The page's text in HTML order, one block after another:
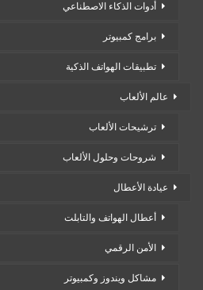
أدوات الذكاء الاصطناعي
برامج كمبيوتر
تطبيقات الهواتف الذكية
عالم الألعاب
ترشيحات الألعاب
شروحات وحلول الألعاب
عيادة الأعطال
أعطال الهواتف والتابلت
الأمن الرقمي
مشاكل ويندوز وكمبيوتر